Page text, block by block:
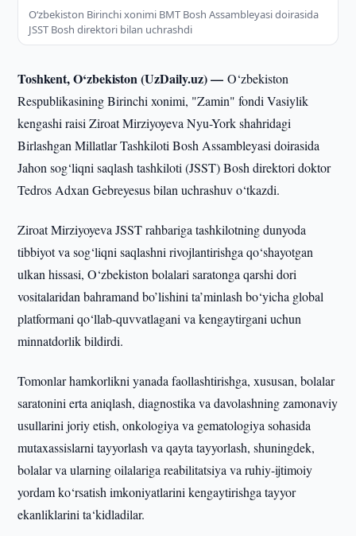
O‘zbekiston Birinchi xonimi BMT Bosh Assambleyasi doirasida
JSST Bosh direktori bilan uchrashdi
Toshkent, O‘zbekiston (UzDaily.uz) —O‘zbekiston
Respublikasining Birinchi xonimi, "Zamin" fondi Vasiylik
kengashi raisi Ziroat Mirziyoyeva Nyu-York shahridagi
Birlashgan Millatlar Tashkiloti Bosh Assambleyasi doirasida
Jahon sog‘liqni saqlash tashkiloti (JSST) Bosh direktori doktor
Tedros Adxan Gebreyesus bilan uchrashuv o‘tkazdi.
Ziroat Mirziyoyeva JSST rahbariga tashkilotning dunyoda
tibbiyot va sog‘liqni saqlashni rivojlantirishga qo‘shayotgan
ulkan hissasi, O‘zbekiston bolalari saratonga qarshi dori
vositalaridan bahramand bo’lishini ta’minlash bo‘yicha global
platformani qo‘llab-quvvatlagani va kengaytirgani uchun
minnatdorlik bildirdi.
Tomonlar hamkorlikni yanada faollashtirishga, xususan, bolalar
saratonini erta aniqlash, diagnostika va davolashning zamonaviy
usullarini joriy etish, onkologiya va gematologiya sohasida
mutaxassislarni tayyorlash va qayta tayyorlash, shuningdek,
bolalar va ularning oilalariga reabilitatsiya va ruhiy-ijtimoiy
yordam ko‘rsatish imkoniyatlarini kengaytirishga tayyor
ekanliklarini ta‘kidladilar.